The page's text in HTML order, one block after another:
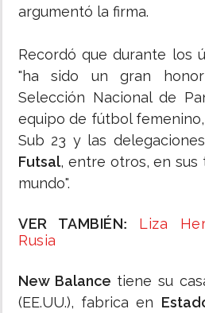
argumentó la firma.
Recordó que durante los
"ha sido un gran
Selección Nacional de
equipo de fútbol
Sub 23 y las
Futsal, entre otros, en
mundo".
VER TAMBIÉN: Liza
Rusia
New Balance tiene su
(EE.UU.), fabrica en